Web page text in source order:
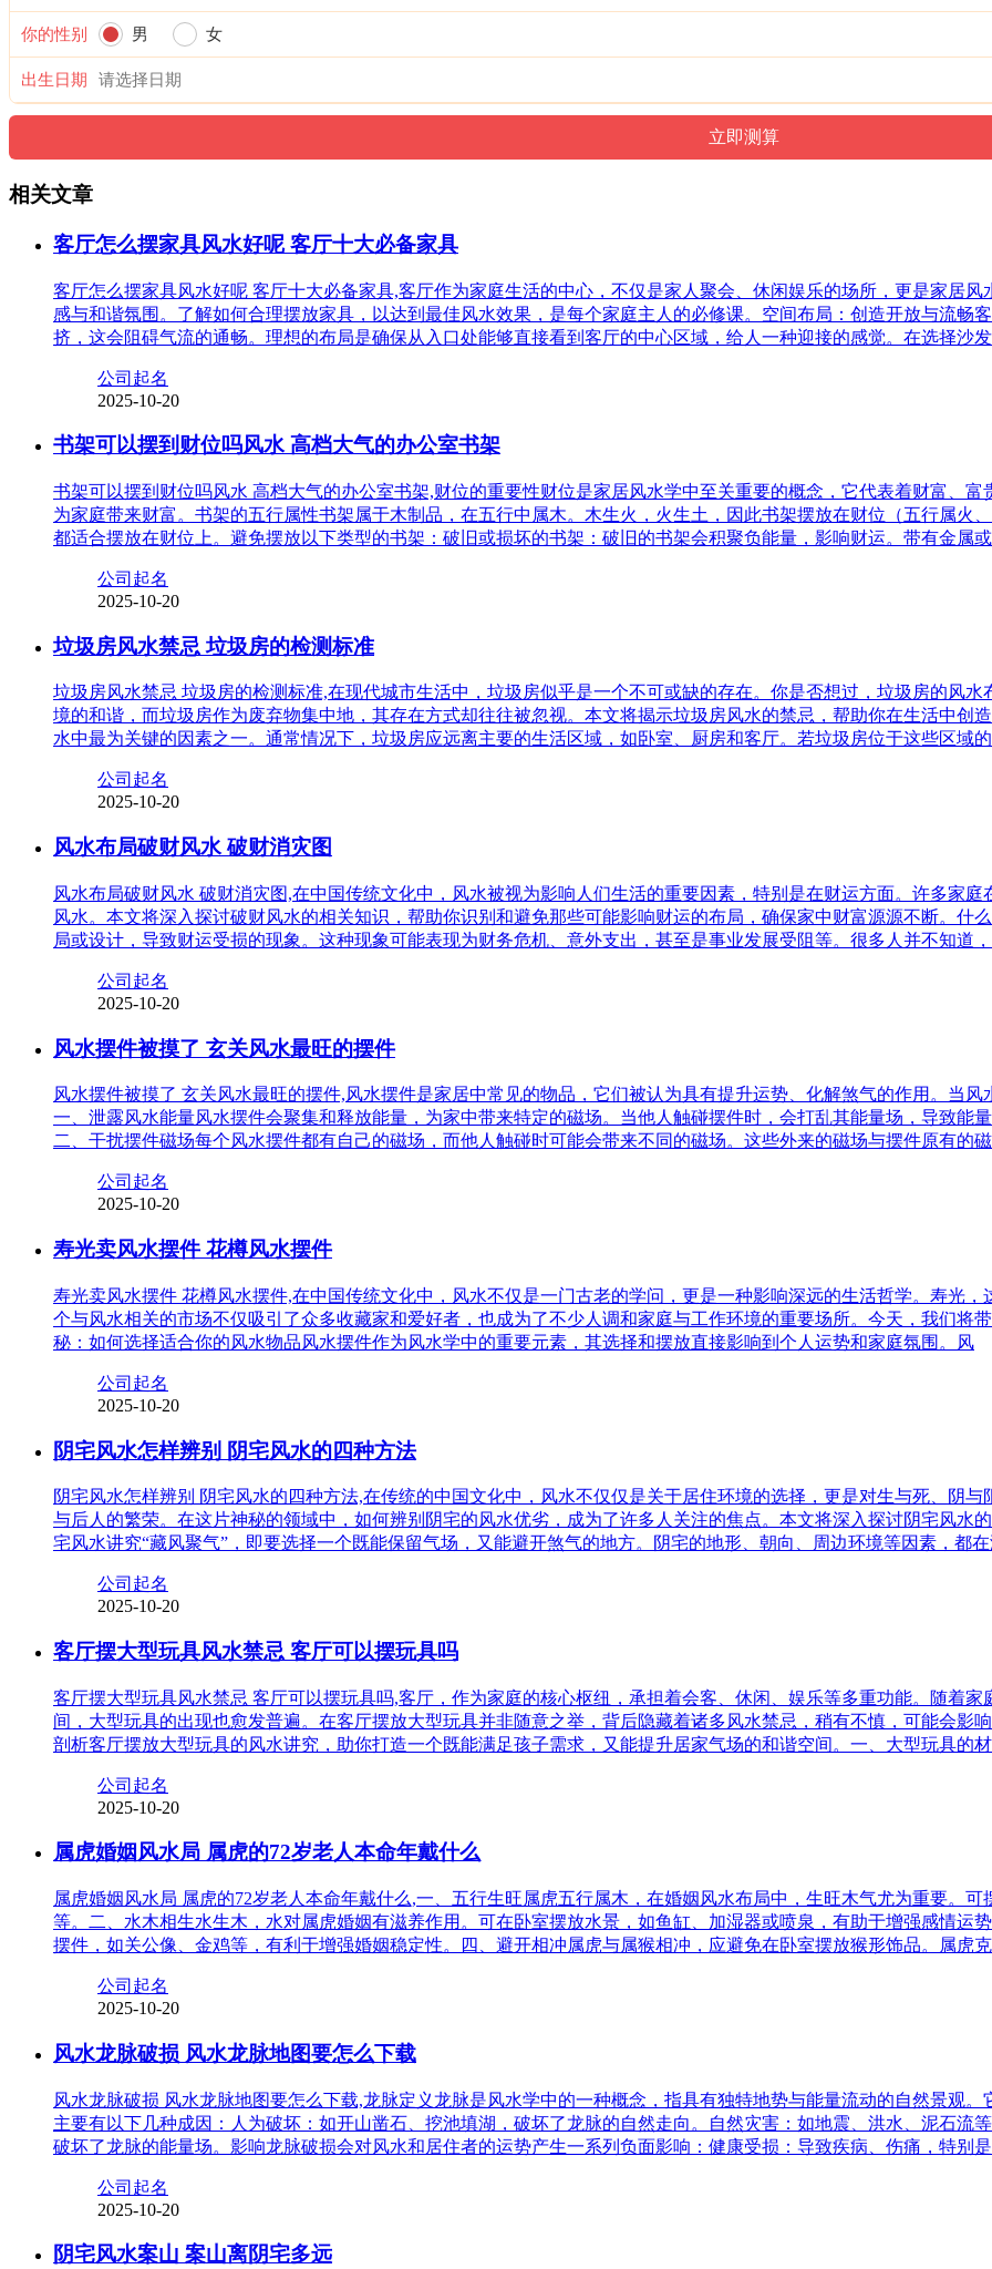
你的性别 男 女
出生日期
相关文章
客厅怎么摆家具风水好呢 客厅十大必备家具
客厅怎么摆家具风水好呢 客厅十大必备家具,客厅作为家庭生活的中心，不仅是家人聚会、休闲娱乐的场所，更是家居
感与和谐氛围。了解如何合理摆放家具，以达到最佳风水效果，是每个家庭主人的必修课。空间布局：创造开放与流畅
挤，这会阻碍气流的通畅。理想的布局是确保从入口处能够直接看到客厅的中心区域，给人一种迎接的感觉。在选择沙
公司起名
2025-10-20
书架可以摆到财位吗风水 高档大气的办公室书架
书架可以摆到财位吗风水 高档大气的办公室书架,财位的重要性财位是家居风水学中至关重要的概念，它代表着财富、
为家庭带来财富。书架的五行属性书架属于木制品，在五行中属木。木生火，火生土，因此书架摆放在财位（五行属火
都适合摆放在财位上。避免摆放以下类型的书架：破旧或损坏的书架：破旧的书架会积聚负能量，影响财运。带有金属
公司起名
2025-10-20
垃圾房风水禁忌 垃圾房的检测标准
垃圾房风水禁忌 垃圾房的检测标准,在现代城市生活中，垃圾房似乎是一个不可或缺的存在。你是否想过，垃圾房的风
境的和谐，而垃圾房作为废弃物集中地，其存在方式却往往被忽视。本文将揭示垃圾房风水的禁忌，帮助你在生活中创
水中最为关键的因素之一。通常情况下，垃圾房应远离主要的生活区域，如卧室、厨房和客厅。若垃圾房位于这些区域
公司起名
2025-10-20
风水布局破财风水 破财消灾图
风水布局破财风水 破财消灾图,在中国传统文化中，风水被视为影响人们生活的重要因素，特别是在财运方面。许多家
风水。本文将深入探讨破财风水的相关知识，帮助你识别和避免那些可能影响财运的布局，确保家中财富源源不断。什
局或设计，导致财运受损的现象。这种现象可能表现为财务危机、意外支出，甚至是事业发展受阻等。很多人并不知道，
公司起名
2025-10-20
风水摆件被摸了 玄关风水最旺的摆件
风水摆件被摸了 玄关风水最旺的摆件,风水摆件是家居中常见的物品，它们被认为具有提升运势、化解煞气的作用。当
一、泄露风水能量风水摆件会聚集和释放能量，为家中带来特定的磁场。当他人触碰摆件时，会打乱其能量场，导致能
二、干扰摆件磁场每个风水摆件都有自己的磁场，而他人触碰时可能会带来不同的磁场。这些外来的磁场与摆件原有的
公司起名
2025-10-20
寿光卖风水摆件 花樽风水摆件
寿光卖风水摆件 花樽风水摆件,在中国传统文化中，风水不仅是一门古老的学问，更是一种影响深远的生活哲学。寿光
个与风水相关的市场不仅吸引了众多收藏家和爱好者，也成为了不少人调和家庭与工作环境的重要场所。今天，我们将
秘：如何选择适合你的风水物品风水摆件作为风水学中的重要元素，其选择和摆放直接影响到个人运势和家庭氛围。风
公司起名
2025-10-20
阴宅风水怎样辨别 阴宅风水的四种方法
阴宅风水怎样辨别 阴宅风水的四种方法,在传统的中国文化中，风水不仅仅是关于居住环境的选择，更是对生与死、阴
与后人的繁荣。在这片神秘的领域中，如何辨别阴宅的风水优劣，成为了许多人关注的焦点。本文将深入探讨阴宅风水
宅风水讲究“藏风聚气”，即要选择一个既能保留气场，又能避开煞气的地方。阴宅的地形、朝向、周边环境等因素，都
公司起名
2025-10-20
客厅摆大型玩具风水禁忌 客厅可以摆玩具吗
客厅摆大型玩具风水禁忌 客厅可以摆玩具吗,客厅，作为家庭的核心枢纽，承担着会客、休闲、娱乐等多重功能。随着
间，大型玩具的出现也愈发普遍。在客厅摆放大型玩具并非随意之举，背后隐藏着诸多风水禁忌，稍有不慎，可能会影
剖析客厅摆放大型玩具的风水讲究，助你打造一个既能满足孩子需求，又能提升居家气场的和谐空间。一、大型玩具的
公司起名
2025-10-20
属虎婚姻风水局 属虎的72岁老人本命年戴什么
属虎婚姻风水局 属虎的72岁老人本命年戴什么,一、五行生旺属虎五行属木，在婚姻风水布局中，生旺木气尤为重要。
等。二、水木相生水生木，水对属虎婚姻有滋养作用。可在卧室摆放水景，如鱼缸、加湿器或喷泉，有助于增强感情运
摆件，如关公像、金鸡等，有利于增强婚姻稳定性。四、避开相冲属虎与属猴相冲，应避免在卧室摆放猴形饰品。属虎
公司起名
2025-10-20
风水龙脉破损 风水龙脉地图要怎么下载
风水龙脉破损 风水龙脉地图要怎么下载,龙脉定义龙脉是风水学中的一种概念，指具有独特地势与能量流动的自然景观
主要有以下几种成因：人为破坏：如开山凿石、挖池填湖，破坏了龙脉的自然走向。自然灾害：如地震、洪水、泥石流
破坏了龙脉的能量场。影响龙脉破损会对风水和居住者的运势产生一系列负面影响：健康受损：导致疾病、伤痛，特别
公司起名
2025-10-20
阴宅风水案山 案山离阴宅多远